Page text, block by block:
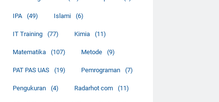
IPA (49) Islami (6)
IT Training (77) Kimia (11)
Matematika (107) Metode (9)
PAT PAS UAS (19) Pemrograman (7)
Pengukuran (4) Radarhot com (11)